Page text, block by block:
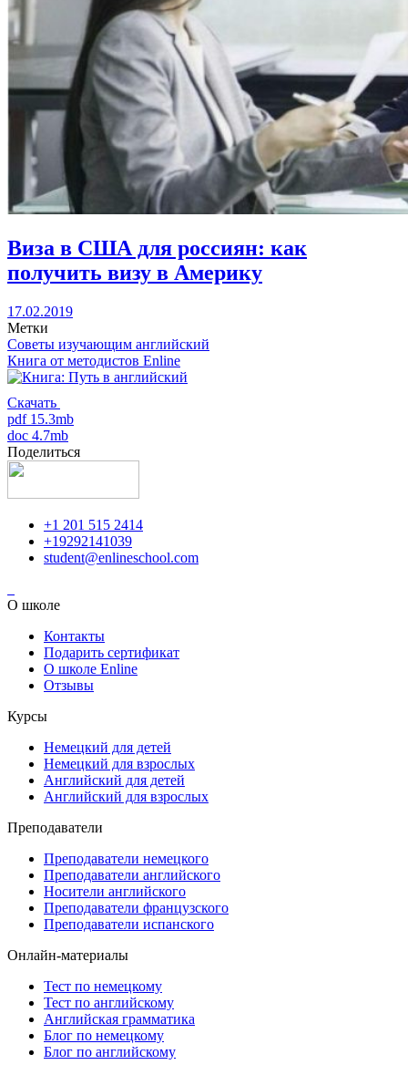
Виза в США для россиян: как
получить визу в Америку
17.02.2019
Метки
Советы изучающим английский
Книга от методистов Enline
Скачать
pdf 15.3mb
doc 4.7mb
Поделиться
+1 201 515 2414
+19292141039
student@enlineschool.com
О школе
Контакты
Подарить сертификат
О школе Enline
Отзывы
Курсы
Немецкий для детей
Немецкий для взрослых
Английский для детей
Английский для взрослых
Преподаватели
Преподаватели немецкого
Преподаватели английского
Носители английского
Преподаватели французского
Преподаватели испанского
Онлайн-материалы
Тест по немецкому
Тест по английскому
Английская грамматика
Блог по немецкому
Блог по английскому